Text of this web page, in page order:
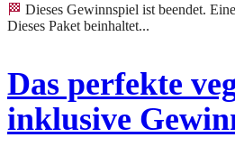
🏁 Dieses Gewinnspiel ist beendet. Eine Teilnahme ist nicht mehr möglich. ANZEIGE Heute öffnet sich hier ein Türchen, das die Chance bietet, ein tolles Buchpaket zu gewinnen.
Dieses Paket beinhaltet...
Das perfekte
inklusive